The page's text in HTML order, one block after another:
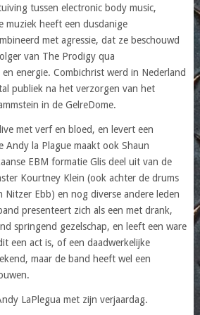
tussen electronic body music,
muziek heeft een dusdanige
met agressie, dat ze beschouwd
van The Prodigy qua
energie. Combichrist werd in Nederland
publiek na het verzorgen van het
in de GelreDome.
met verf en bloed, en levert een
Andy la Plague maakt ook Shaun
EBM formatie Glis deel uit van de
Kourtney Klein (ook achter de drums
Nitzer Ebb) en nog diverse andere leden
presenteert zich als een met drank,
springend gezelschap, en leeft een ware
een act is, of een daadwerkelijke
maar de band heeft wel een
LaPlegua met zijn verjaardag.